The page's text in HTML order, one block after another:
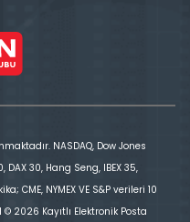
NASDAQ, Dow Jones
DAX 30, Hang Seng, IBEX 35,
CME, NYMEX VE S&P verileri 10
2026 Kayıtlı Elektronik Posta